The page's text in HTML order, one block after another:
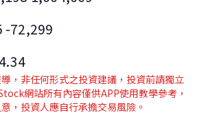
-72,299
，非任何形式之投資建議，投資前請獨立
網站所有內容僅供APP使用教學參考，
，投資人應自行承擔交易風險。